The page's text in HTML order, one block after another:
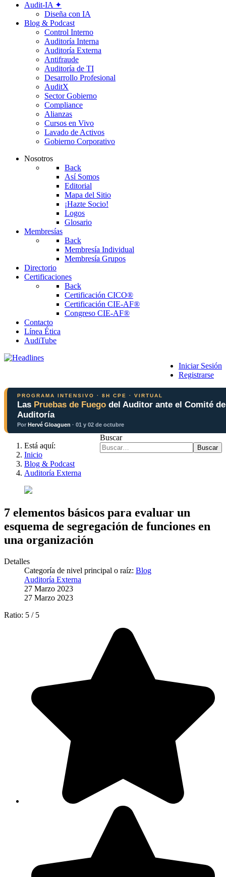
Audit-IA ✦
Diseña con IA
Blog & Podcast
Control Interno
Auditoría Interna
Auditoría Externa
Antifraude
Auditoría de TI
Desarrollo Profesional
AuditX
Sector Gobierno
Compliance
Alianzas
Cursos en Vivo
Lavado de Activos
Gobierno Corporativo
Nosotros
Back
Así Somos
Editorial
Mapa del Sitio
¡Hazte Socio!
Logos
Glosario
Membresías
Back
Membresía Individual
Membresía Grupos
Directorio
Certificaciones
Back
Certificación CICO®
Certificación CIE-AF®
Congreso CIE-AF®
Contacto
Línea Ética
AudiTube
Iniciar Sesión
Registrarse
PROGRAMA INTENSIVO · 8H CPE · VIRTUAL
Las Pruebas de Fuego del Auditor ante el Comité de
Auditoría
Por Hervé Gloaguen · 01 y 02 de octubre
Buscar
Buscar
Está aquí:
Inicio
Blog & Podcast
Auditoría Externa
7 elementos básicos para evaluar un
esquema de segregación de funciones en
una organización
Detalles
Categoría de nivel principal o raíz: Blog
Auditoría Externa
27 Marzo 2023
27 Marzo 2023
Ratio: 5 / 5